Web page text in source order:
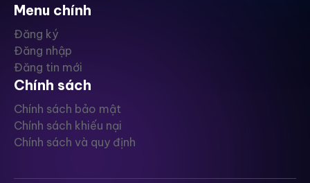
Menu chính
Đăng ký
Đăng nhập
Đăng tin mới
Chính sách
Chính sách bảo mật
Chính sách khiếu nại
Chính sách và quy định